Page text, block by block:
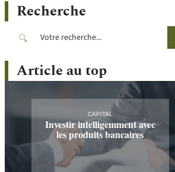
Recherche
Article au top
CAPITAL
Investir intelligemment avec
les produits bancaires